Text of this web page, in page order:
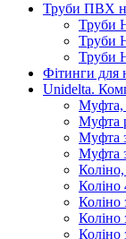
Труби ПВХ
Труби
Труби
Труби
Фітинги для
Unidelta.
Муфта
Муфта
Муфта